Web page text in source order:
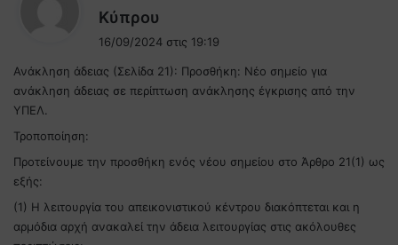
Κύπρου
έ
ι
:
16/09/2024 στις 19:19
Ανάκληση άδειας (Σελίδα 21): Προσθήκη: Νέο σημείο για
ανάκληση άδειας σε περίπτωση ανάκλησης έγκρισης από την
ΥΠΕΛ.
Τροποποίηση:
Προτείνουμε την προσθήκη ενός νέου σημείου στο Άρθρο 21(1) ως
εξής:
(1) Η λειτουργία του απεικονιστικού κέντρου διακόπτεται και η
αρμόδια αρχή ανακαλεί την άδεια λειτουργίας στις ακόλουθες